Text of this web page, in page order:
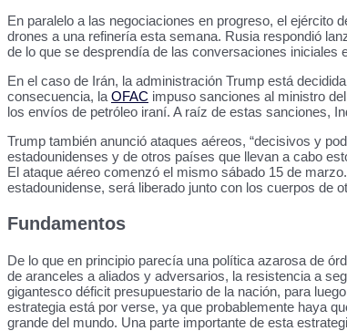
En paralelo a las negociaciones en progreso, el ejército
drones a una refinería esta semana. Rusia respondió
de lo que se desprendía de las conversaciones
En el caso de Irán, la administración Trump está
consecuencia, la OFAC impuso sanciones al ministro
los envíos de petróleo iraní. A raíz de estas sanciones,
Trump también anunció ataques aéreos, “decisivos y
estadounidenses y de otros países que llevan a cabo
El ataque aéreo comenzó el mismo sábado 15 de
estadounidense, será liberado junto con los cuerpos de
Fundamentos
De lo que en principio parecía una política azarosa de
de aranceles a aliados y adversarios, la resistencia a
gigantesco déficit presupuestario de la nación, para
estrategia está por verse, ya que probablemente haya
grande del mundo. Una parte importante de esta